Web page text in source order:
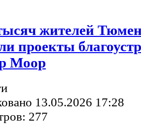
жителей
проекты
Моор
13.05.2026 17:28
277